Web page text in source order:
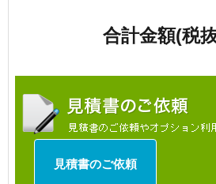
合計金額(税